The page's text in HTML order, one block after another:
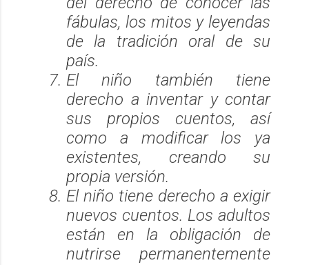
fábulas, los mitos y leyendas
de la tradición oral de su
país.
El niño también tiene
derecho a inventar y contar
sus propios cuentos, así
como a modificar los ya
existentes, creando su
propia versión.
El niño tiene derecho a exigir
nuevos cuentos. Los adultos
están en la obligación de
nutrirse permanentemente